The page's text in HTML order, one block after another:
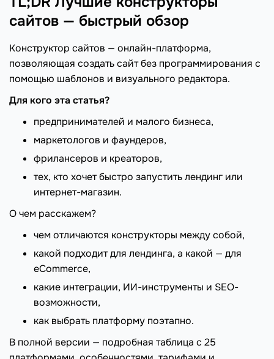
сайтов — быстрый обзор
Конструктор сайтов — онлайн-платформа,
позволяющая создать сайт без программирования с
помощью шаблонов и визуального редактора.
Для кого эта статья?
предпринимателей и малого бизнеса,
маркетологов и фаундеров,
фрилансеров и креаторов,
тех, кто хочет быстро запустить лендинг или
интернет-магазин.
О чем расскажем?
чем отличаются конструкторы между собой,
какой подходит для лендинга, а какой — для
eCommerce,
какие интеграции, ИИ-инструменты и SEO-
возможности,
как выбрать платформу поэтапно.
В полной версии — подробная таблица с 25